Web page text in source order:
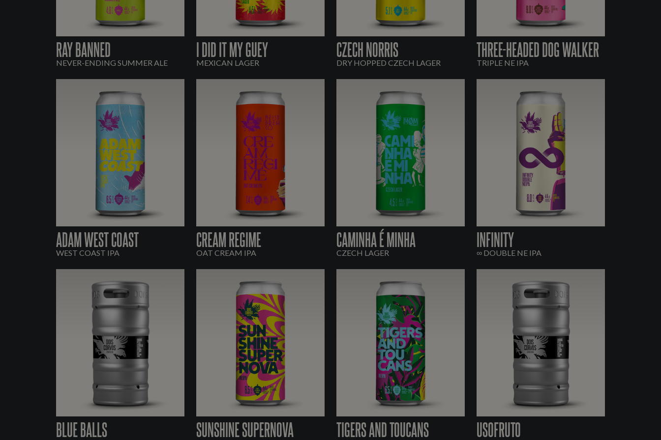
RAY BANNED
NEVER-ENDING SUMMER ALE
I DID IT MY GUEY
MEXICAN LAGER
CZECH NORRIS
DRY HOPPED CZECH LAGER
THREE-HEADED DOG WALKER
TRIPLE NE IPA
ADAM WEST COAST
WEST COAST IPA
CREAM REGIME
OAT CREAM IPA
CAMINHA É MINHA
CZECH LAGER
INFINITY
∞ DOUBLE NE IPA
BLUE BALLS SUNSHINE SUPERNOVA TIGERS AND TOUCANS USOFRUTO